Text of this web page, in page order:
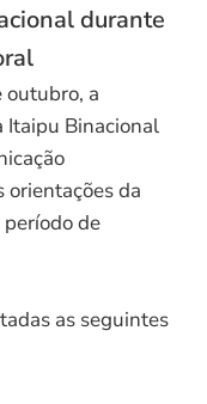
durante
outubro, a
Itaipu Binacional
da
de
as seguintes